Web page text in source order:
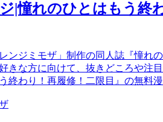
|憧れのひとはもう終
ンジミモザ」制作の同人誌『憧れ
きな方に向けて、抜きどころや注
終わり！再履修！二限目』の無料